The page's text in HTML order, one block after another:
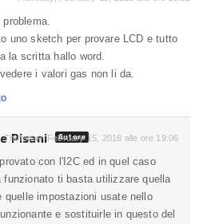
uno sketch per provare LCD e tutto
la scritta hallo word.
i valori gas non li da.
Pisani Autore
Thursday, February 15, 2018 alle ore 19:06
con l'I2C ed in quel caso
funzionato ti basta utilizzare quella
quelle impostazioni usate nello
e sostituirle in questo del